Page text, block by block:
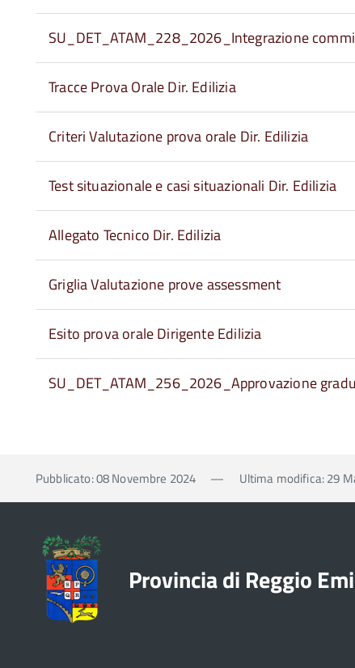
SU_DET_ATAM_228_2026_Integrazione
Tracce Prova Orale Dir. Edilizia
Criteri Valutazione prova orale Dir. Edilizia
Test situazionale e casi situazionali Dir. Edilizia
Allegato Tecnico Dir. Edilizia
Griglia Valutazione prove assessment
Esito prova orale Dirigente Edilizia
SU_DET_ATAM_256_2026_Approvazione
Pubblicato: 08 Novembre 2024 — Ultima modifica: 29
Provincia di Reggio